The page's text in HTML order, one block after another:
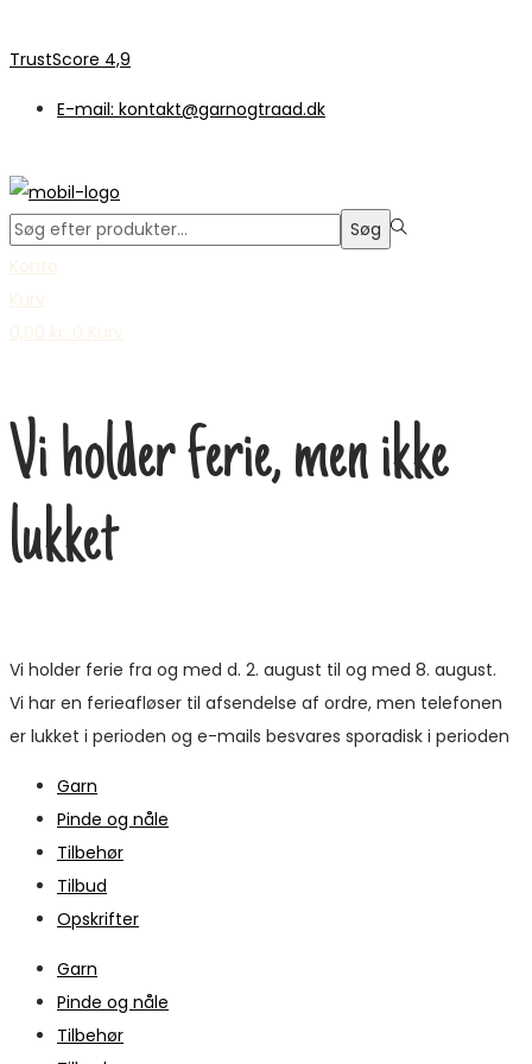
TrustScore 4,9
E-mail: kontakt@garnogtraad.dk
Søge
efter:>
Søg
Konto
Kurv
0,00 kr. 0 Kurv
Vi holder ferie, men ikke
lukket
Vi holder ferie fra og med d. 2. august til og med 8. august.
Vi har en ferieafløser til afsendelse af ordre, men telefonen
er lukket i perioden og e-mails besvares sporadisk i perioden
Garn
Pinde og nåle
Tilbehør
Tilbud
Opskrifter
Garn
Pinde og nåle
Tilbehør